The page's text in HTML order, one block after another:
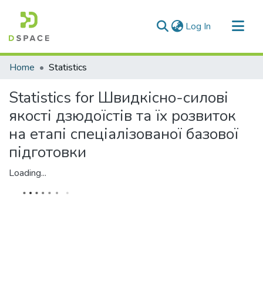
Log In (current)
Communities & Collections
Home Statistics
Statistics for Швидкісно-силові
якості дзюдоїстів та їх розвиток
на етапі спеціалізованої базової
підготовки
Loading...